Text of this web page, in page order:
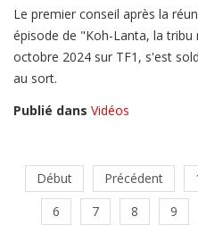
Le premier conseil après la
épisode de "Koh-Lanta, la
octobre 2024 sur TF1, s'est
au sort.
Publié dans Vidéos
Début Précédent
6
7 8 9